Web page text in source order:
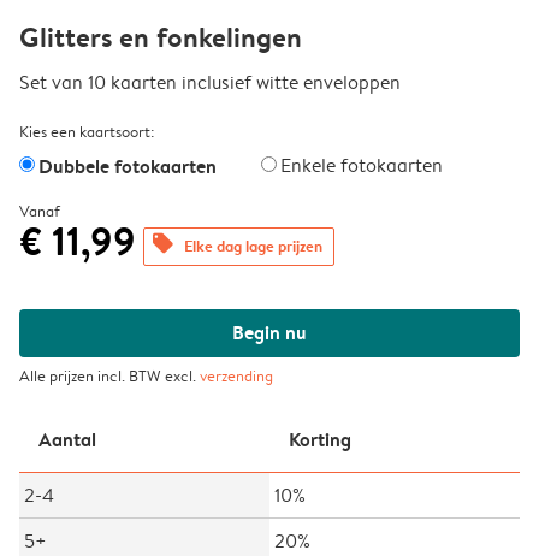
Glitters en fonkelingen
Set van 10 kaarten inclusief witte enveloppen
Kies een kaartsoort:
Dubbele fotokaarten Enkele fotokaarten
Vanaf
€ 11,99 offers Elke dag lage prijzen
Begin nu
Alle prijzen incl. BTW excl.verzending
Aantal Korting
2-4
10%
5+
20%